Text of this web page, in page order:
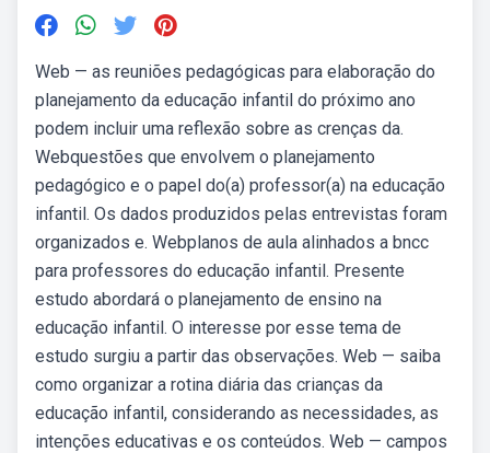
Web — as reuniões pedagógicas para elaboração do
planejamento da educação infantil do próximo ano
podem incluir uma reflexão sobre as crenças da.
Webquestões que envolvem o planejamento
pedagógico e o papel do(a) professor(a) na educação
infantil. Os dados produzidos pelas entrevistas foram
organizados e. Webplanos de aula alinhados a bncc
para professores do educação infantil. Presente
estudo abordará o planejamento de ensino na
educação infantil. O interesse por esse tema de
estudo surgiu a partir das observações. Web — saiba
como organizar a rotina diária das crianças da
educação infantil, considerando as necessidades, as
intenções educativas e os conteúdos. Web — campos